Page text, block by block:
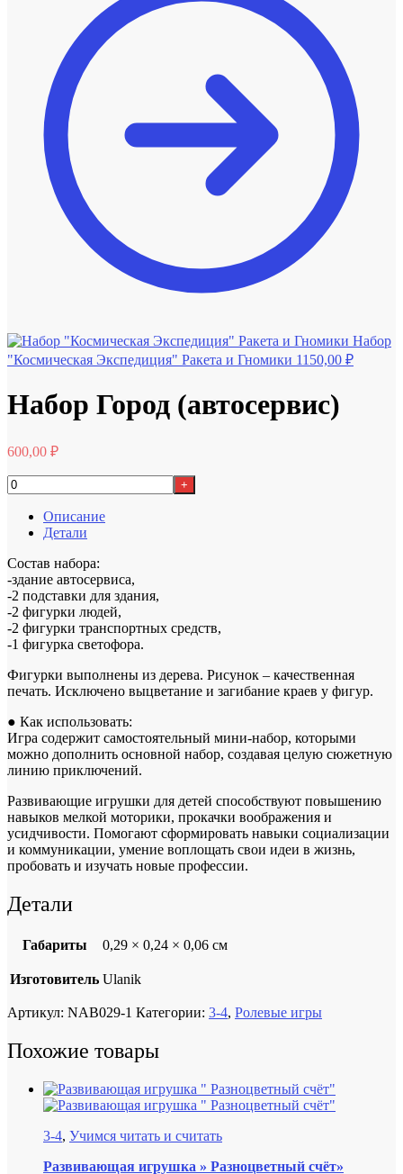
Набор
"Космическая Экспедиция" Ракета и Гномики 1150,00 ₽
Набор Город (автосервис)
600,00 ₽
+
Описание
Детали
Состав набора:
-здание автосервиса,
-2 подставки для здания,
-2 фигурки людей,
-2 фигурки транспортных средств,
-1 фигурка светофора.
Фигурки выполнены из дерева. Рисунок – качественная
печать. Исключено выцветание и загибание краев у фигур.
● Как использовать:
Игра содержит самостоятельный мини-набор, которыми
можно дополнить основной набор, создавая целую сюжетную
линию приключений.
Развивающие игрушки для детей способствуют повышению
навыков мелкой моторики, прокачки воображения и
усидчивости. Помогают сформировать навыки социализации
и коммуникации, умение воплощать свои идеи в жизнь,
пробовать и изучать новые профессии.
Детали
Габариты 0,29 × 0,24 × 0,06 см
Изготовитель Ulanik
Артикул: NAB029-1 Категории: 3-4, Ролевые игры
Похожие товары
3-4, Учимся читать и считать
Развивающая игрушка » Разноцветный счёт»